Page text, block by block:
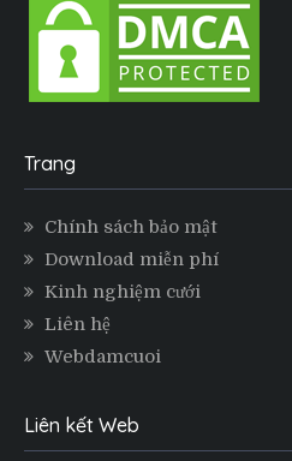
Trang
Chính sách bảo mật
Download miễn phí
Kinh nghiệm cưới
Liên hệ
Webdamcuoi
Liên kết Web